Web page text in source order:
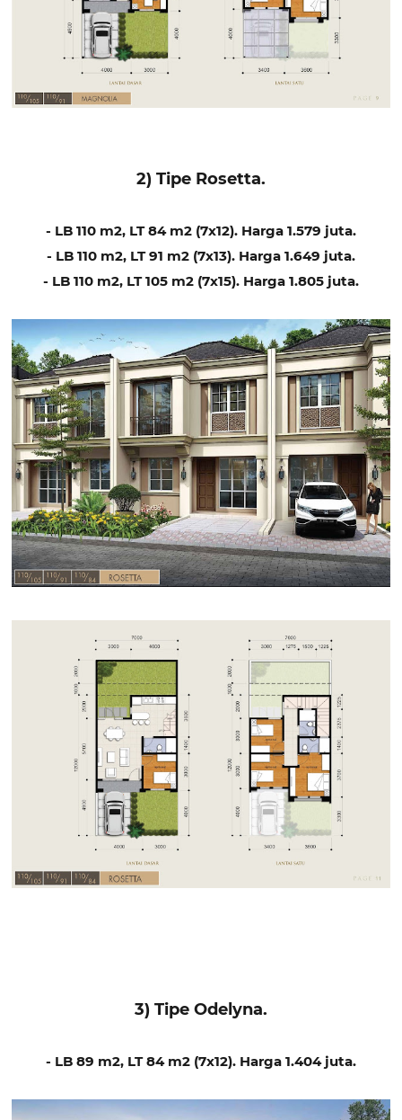
2) Tipe Rosetta.
- LB 110 m2, LT 84 m2 (7x12). Harga 1.579 juta.
- LB 110 m2, LT 91 m2 (7x13). Harga 1.649 juta.
- LB 110 m2, LT 105 m2 (7x15). Harga 1.805 juta.
3) Tipe Odelyna.
- LB 89 m2, LT 84 m2 (7x12). Harga 1.404 juta.